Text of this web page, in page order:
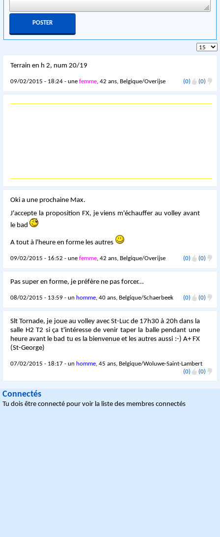
Terrain en h 2, num 20/19
09/02/2015 - 18:24 - unefemme, 42 ans, Belgique/Overijse (0) (0)
Oki a une prochaine Max.
J'accepte la proposition FX, je viens m'échauffer au volley avant
le bad
A tout à l'heure en forme les autres
09/02/2015 - 16:52 - unefemme, 42 ans, Belgique/Overijse (0) (0)
Pas super en forme, je préfère ne pas forcer...
08/02/2015 - 13:59 - un homme, 40 ans, Belgique/Schaerbeek (0) (0)
Slt Tornade, je joue au volley avec St-Luc de 17h30 à 20h dans la
salle H2 T2 si ça t'intéresse de venir taper la balle pendant une
heure avant le bad tu es la bienvenue et les autres aussi :-) A+ FX
(St-George)
07/02/2015 - 18:17 - un homme, 45 ans, Belgique/Woluwe-Saint-Lambert
(0)
(0)
Connectés
Tu dois être connecté pour voir la liste des membres connectés